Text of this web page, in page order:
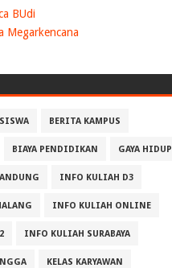
BUdi
Megarkencana
BERITA KAMPUS
BIAYA PENDIDIKAN GAYA HIDUP
INFO KULIAH D3
INFO KULIAH ONLINE
INFO KULIAH SURABAYA
KELAS KARYAWAN